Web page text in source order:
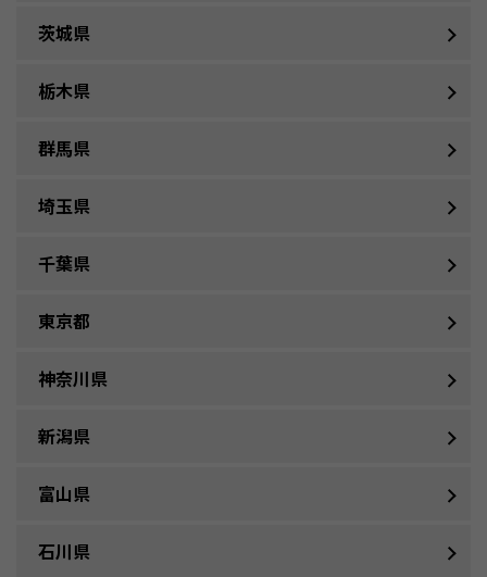
茨城県
栃木県
群馬県
埼玉県
千葉県
東京都
神奈川県
新潟県
富山県
石川県